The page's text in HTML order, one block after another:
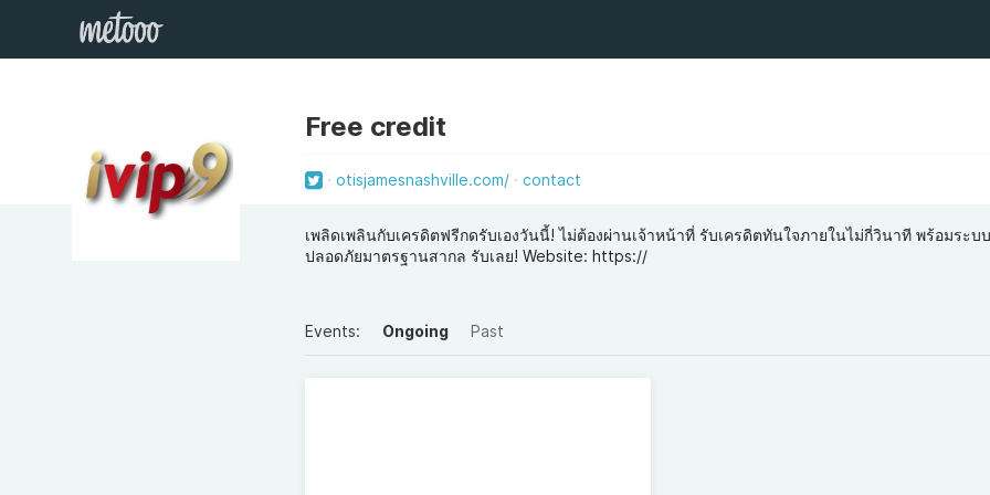
Free credit
otisjamesnashville.com/ contact
เพลิดเพลินกับเครดิตฟรีกดรับเองวันนี้! ไม่ต้องผ่านเจ้าหน้าที่ รับเครดิตทันใจภายในไม่กี่วินาที พร้อมระบ
ปลอดภัยมาตรฐานสากล รับเลย! Website: https://
Events: Ongoing Past